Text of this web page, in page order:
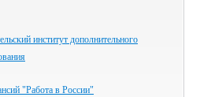
институт дополнительного
"Работа в России"